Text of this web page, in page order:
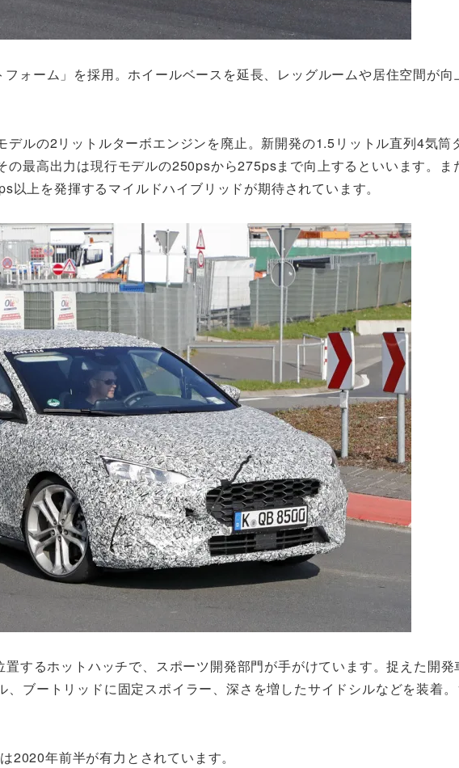
ォーム」を採用。ホイールベースを延長、レッグルームや居住空間が向
デルの2リットルターボエンジンを廃止。新開発の1.5リットル直列4気筒
の最高出力は現行モデルの250psから275psまで向上するといいます。ま
上を発揮するマイルドハイブリッドが期待されています。
置するホットハッチで、スポーツ開発部門が手がけています。捉えた開
、ブートリッドに固定スポイラー、深さを増したサイドシルなどを装着
2020年前半が有力とされています。